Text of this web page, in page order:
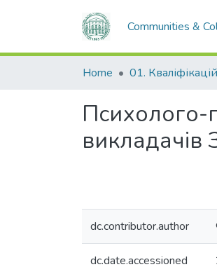
Communities &
Home
Психолого-
викладачів
dc.contributor.author
dc.date.accessioned